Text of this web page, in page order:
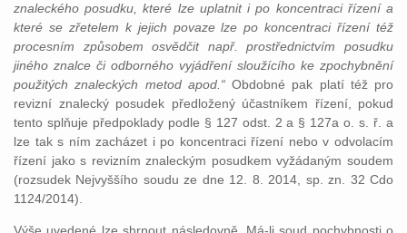
znaleckého posudku, které lze uplatnit i po koncentraci řízení a
které se zřetelem k jejich povaze lze po koncentraci řízení též
procesním způsobem osvědčit např. prostřednictvím posudku
jiného znalce či odborného vyjádření sloužícího ke zpochybnění
použitých znaleckých metod apod.“Obdobné pak platí též pro
revizní znalecký posudek předložený účastníkem řízení, pokud
tento splňuje předpoklady podle § 127 odst. 2 a § 127a o. s. ř. a
lze tak s ním zacházet i po koncentraci řízení nebo v odvolacím
řízení jako s revizním znaleckým posudkem vyžádaným soudem
(rozsudek Nejvyššího soudu ze dne 12. 8. 2014, sp. zn. 32 Cdo
1124/2014).